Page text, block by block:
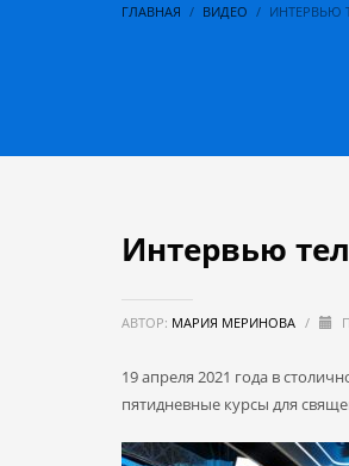
ГЛАВНАЯ ВИДЕО ИНТЕРВЬЮ
Интервью
АВТОР: МАРИЯ МЕРИНОВА /
19 апреля 2021 года в
пятидневные курсы для